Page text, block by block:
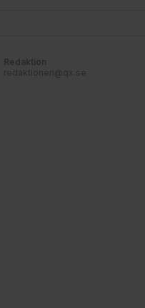
Redaktion
redaktionen@qx.se